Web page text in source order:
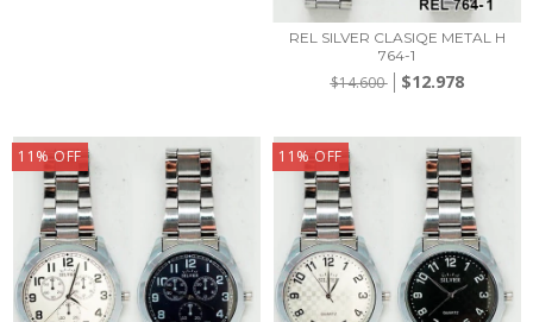
REL SILVER CLASIQE METAL H
764-1
$14.600 $12.978
11 % OFF 11 % OFF